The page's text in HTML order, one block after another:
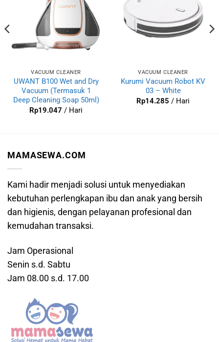
VACUUM CLEANER
UWANT B100 Wet and Dry
Vacuum (Termasuk 1
Deep Cleaning Soap 50ml)
Rp19.047 / Hari
VACUUM CLEANER
Kurumi Vacuum Robot KV
03 – White
Rp14.285 / Hari
MAMASEWA.COM
Kami hadir menjadi solusi untuk menyediakan
kebutuhan perlengkapan ibu dan anak yang bersih
dan higienis, dengan pelayanan profesional dan
kemudahan transaksi.
Jam Operasional
Senin s.d. Sabtu
Jam 08.00 s.d. 17.00